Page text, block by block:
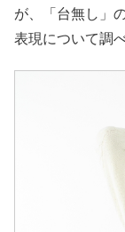
が、「台無し」
表現について調